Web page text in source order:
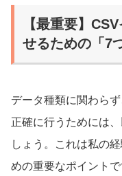
【最重要】
せるための「7
データ種類に関わら
正確に行うためには
しょう。これは私の
めの重要なポイントで